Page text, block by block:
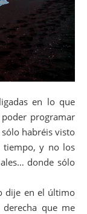
en lo que
programar
habréis visto
tiempo, y no los
donde sólo
dije en el último
que me